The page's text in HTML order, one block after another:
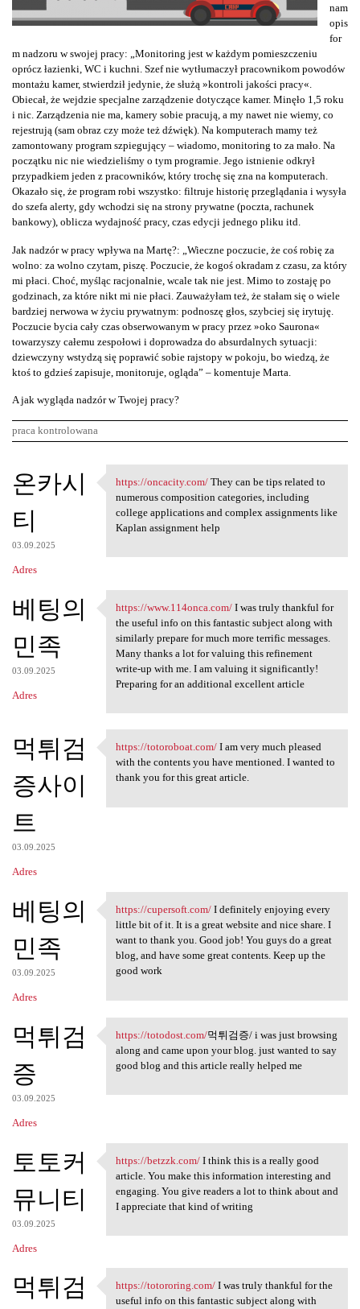
nam
opis
for
m nadzoru w swojej pracy: „Monitoring jest w każdym pomieszczeniu
oprócz łazienki, WC i kuchni. Szef nie wytłumaczył pracownikom powodów
montażu kamer, stwierdził jedynie, że służą »kontroli jakości pracy«.
Obiecał, że wejdzie specjalne zarządzenie dotyczące kamer. Minęło 1,5 roku
i nic. Zarządzenia nie ma, kamery sobie pracują, a my nawet nie wiemy, co
rejestrują (sam obraz czy może też dźwięk). Na komputerach mamy też
zamontowany program szpiegujący – wiadomo, monitoring to za mało. Na
początku nic nie wiedzieliśmy o tym programie. Jego istnienie odkrył
przypadkiem jeden z pracowników, który trochę się zna na komputerach.
Okazało się, że program robi wszystko: filtruje historię przeglądania i wysyła
do szefa alerty, gdy wchodzi się na strony prywatne (poczta, rachunek
bankowy), oblicza wydajność pracy, czas edycji jednego pliku itd.
Jak nadzór w pracy wpływa na Martę?: „Wieczne poczucie, że coś robię za
wolno: za wolno czytam, piszę. Poczucie, że kogoś okradam z czasu, za który
mi płaci. Choć, myśląc racjonalnie, wcale tak nie jest. Mimo to zostaję po
godzinach, za które nikt mi nie płaci. Zauważyłam też, że stałam się o wiele
bardziej nerwowa w życiu prywatnym: podnoszę głos, szybciej się irytuję.
Poczucie bycia cały czas obserwowanym w pracy przez »oko Saurona«
towarzyszy całemu zespołowi i doprowadza do absurdalnych sytuacji:
dziewczyny wstydzą się poprawić sobie rajstopy w pokoju, bo wiedzą, że
ktoś to gdzieś zapisuje, monitoruje, ogląda” – komentuje Marta.
A jak wygląda nadzór w Twojej pracy?
praca kontrolowana
K
o
m
e
n
a
r
z
e
온카시
티
03.09.2025
Adres
https://oncacity.com/ They
https://oncacity.com/They can be tips related to
numerous composition categories, including
college applications and complex assignments like
Kaplan assignment help
베팅의
민족
03.09.2025
Adres
https://www.114onca.com/ I
https://www.114onca.com/I was truly thankful for
the useful info on this fantastic subject along with
similarly prepare for much more terrific messages.
Many thanks a lot for valuing this refinement
write-up with me. I am valuing it significantly!
Preparing for an additional excellent article
먹튀검
증사이
트
03.09.2025
Adres
https://totoroboat.com/ I am
https://totoroboat.com/I am very much pleased
with the contents you have mentioned. I wanted to
thank you for this great article.
베팅의
민족
03.09.2025
Adres
https://cupersoft.com/ I
https://cupersoft.com/I definitely enjoying every
little bit of it. It is a great website and nice share. I
want to thank you. Good job! You guys do a great
blog, and have some great contents. Keep up the
good work
먹튀검
증
03.09.2025
Adres
https://totodost.com/먹튀검증/ i
https://totodost.com/먹튀검증/ i was just browsing
along and came upon your blog. just wanted to say
good blog and this article really helped me
토토커
뮤니티
03.09.2025
Adres
https://betzzk.com/ I think
https://betzzk.com/I think this is a really good
article. You make this information interesting and
engaging. You give readers a lot to think about and
I appreciate that kind of writing
먹튀검
https://totororing.com/ I was
https://totororing.com/I was truly thankful for the
useful info on this fantastic subject along with